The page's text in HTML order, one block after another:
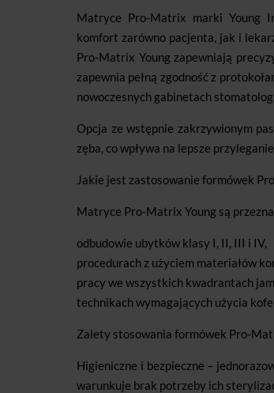
Matryce Pro-Matrix marki Young
komfort zarówno pacjenta, jak i
Pro-Matrix Young zapewniają
zapewnia pełną zgodność z
nowoczesnych gabinetach
Opcja ze wstępnie zakrzywionym
zęba, co wpływa na lepsze
Jakie jest zastosowanie formówek
Matryce Pro-Matrix Young są
odbudowie ubytków klasy I, II, III i IV,
procedurach z użyciem materiałów
pracy we wszystkich kwadrantach
technikach wymagających użycia
Zalety stosowania formówek Pro-
Higieniczne i bezpieczne –
warunkuje brak potrzeby ich